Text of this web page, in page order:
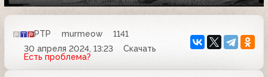
РТР murmeow
1141
30 апреля 2024, 13:23
Скачать
Есть проблема?